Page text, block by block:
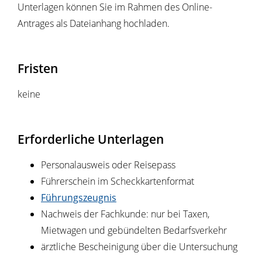
Unterlagen können Sie im Rahmen des Online-
Antrages als Dateianhang hochladen.
Fristen
keine
Erforderliche Unterlagen
Personalausweis oder Reisepass
Führerschein im Scheckkartenformat
Führungszeugnis
Nachweis der Fachkunde: nur bei Taxen,
Mietwagen und gebündelten Bedarfsverkehr
ärztliche Bescheinigung über die Untersuchung